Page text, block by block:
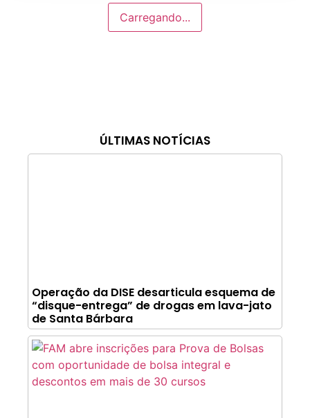
ÚLTIMAS NOTÍCIAS
Operação da DISE desarticula esquema de
“disque-entrega” de drogas em lava-jato
de Santa Bárbara
Carregando...